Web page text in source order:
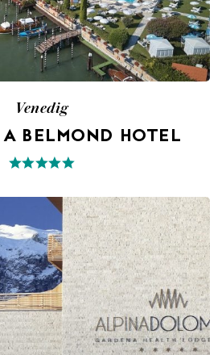
Venedig
BELMOND HOTEL